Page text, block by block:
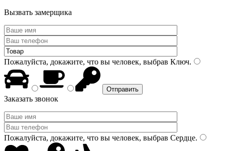
Вызвать замерщика
Пожалуйста, докажите, что вы человек, выбрав Ключ.
Заказать звонок
Пожалуйста, докажите, что вы человек, выбрав Сердце.